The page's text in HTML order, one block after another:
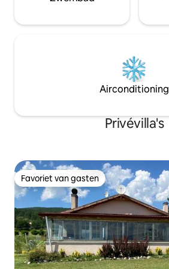
Airconditioning
Privévilla's
Favoriet van gasten
Favoriet van gasten